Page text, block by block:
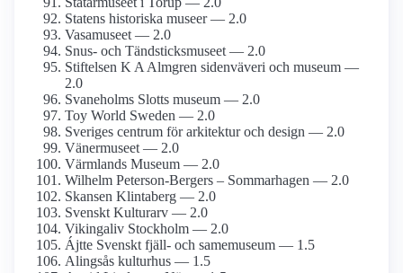
Statens historiska museer — 2.0
Vasamuseet — 2.0
Snus- och Tändsticks­museet — 2.0
Stiftelsen K A Almgren sidenväveri och museum —
2.0
Svaneholms Slotts museum — 2.0
Toy World Sweden — 2.0
Sveriges centrum för arkitektur och design — 2.0
Vänermuseet — 2.0
Värmlands Museum — 2.0
Wilhelm Peterson-Bergers – Sommarhagen — 2.0
Skansen Klintaberg — 2.0
Svenskt Kulturarv — 2.0
Vikingaliv Stockholm — 2.0
Ájtte Svenskt fjäll- och same­museum — 1.5
Alingsås kulturhus — 1.5